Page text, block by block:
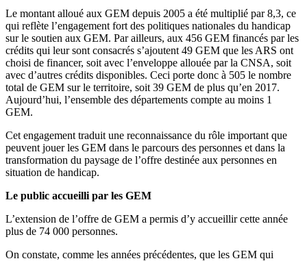
Le montant alloué aux GEM depuis 2005 a été multiplié par 8,3, ce
qui reflète l’engagement fort des politiques nationales du handicap
sur le soutien aux GEM. Par ailleurs, aux 456 GEM financés par les
crédits qui leur sont consacrés s’ajoutent 49 GEM que les ARS ont
choisi de financer, soit avec l’enveloppe allouée par la CNSA, soit
avec d’autres crédits disponibles. Ceci porte donc à 505 le nombre
total de GEM sur le territoire, soit 39 GEM de plus qu’en 2017.
Aujourd’hui, l’ensemble des départements compte au moins 1
GEM.
Cet engagement traduit une reconnaissance du rôle important que
peuvent jouer les GEM dans le parcours des personnes et dans la
transformation du paysage de l’offre destinée aux personnes en
situation de handicap.
Le public accueilli par les GEM
L’extension de l’offre de GEM a permis d’y accueillir cette année
plus de 74 000 personnes.
On constate, comme les années précédentes, que les GEM qui